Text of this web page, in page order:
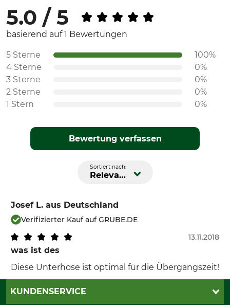
5.0 / 5
basierend auf 1 Bewertungen
5 Sterne
100%
4 Sterne
0%
3 Sterne
0%
2 Sterne
0%
1 Stern
0%
Bewertung verfassen
Sortiert nach:
Relevanz
Josef L. aus Deutschland
Verifizierter Kauf auf GRUBE.DE
was ist des
13.11.2018
Diese Unterhose ist optimal für die Übergangszeit!
KUNDENSERVICE